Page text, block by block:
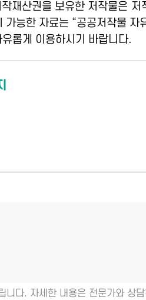
재산권을 보유한 저작물은
능한 자료는 “공공저작물
롭게 이용하시기 바랍니다.
다. 자세한 내용은 전문가와 상